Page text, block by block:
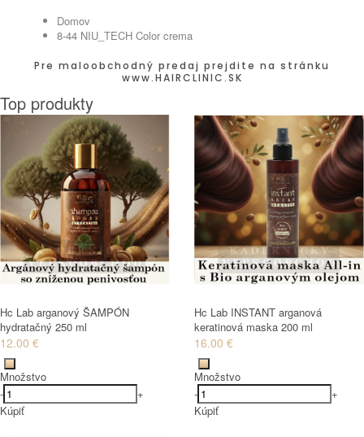
Domov
8-44 NIU_TECH Color crema
Pre maloobchodný predaj prejdite na stránku
www.HAIRCLINIC.SK
Top produkty
Hc Lab arganový ŠAMPÓN
hydratačný 250 ml
12.00 €
Množstvo
-
+
Kúpiť
Hc Lab INSTANT arganová
keratinová maska 200 ml
16.00 €
Množstvo
-
+
Kúpiť